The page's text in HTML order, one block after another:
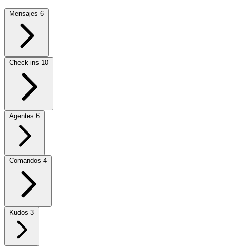
Mensajes 6
Check-ins 10
Agentes 6
Comandos 4
Kudos 3